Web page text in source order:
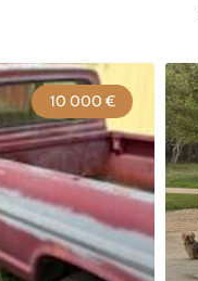
10 000 €